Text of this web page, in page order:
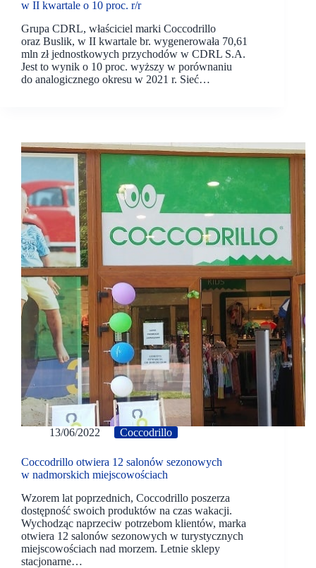
w II kwartale o 10 proc. r/r
Grupa CDRL, właściciel marki Coccodrillo
oraz Buslik, w II kwartale br. wygenerowała 70,61
mln zł jednostkowych przychodów w CDRL S.A.
Jest to wynik o 10 proc. wyższy w porównaniu
do analogicznego okresu w 2021 r. Sieć…
13/06/2022 Coccodrillo
Coccodrillo otwiera 12 salonów sezonowych
w nadmorskich miejscowościach
Wzorem lat poprzednich, Coccodrillo poszerza
dostępność swoich produktów na czas wakacji.
Wychodząc naprzeciw potrzebom klientów, marka
otwiera 12 salonów sezonowych w turystycznych
miejscowościach nad morzem. Letnie sklepy
stacjonarne…